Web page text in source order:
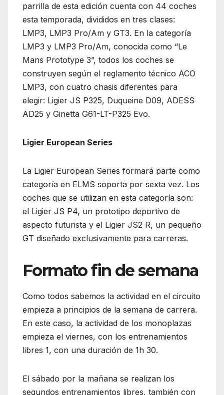
parrilla de esta edición cuenta con 44 coches
esta temporada, divididos en tres clases:
LMP3, LMP3 Pro/Am y GT3. En la categoría
LMP3 y LMP3 Pro/Am, conocida como “Le
Mans Prototype 3”, todos los coches se
construyen según el reglamento técnico ACO
LMP3, con cuatro chasis diferentes para
elegir: Ligier JS P325, Duqueine D09, ADESS
AD25 y Ginetta G61-LT-P325 Evo.
Ligier European Series
La Ligier European Series formará parte como
categoría en ELMS soporta por sexta vez. Los
coches que se utilizan en esta categoría son:
el Ligier JS P4, un prototipo deportivo de
aspecto futurista y el Ligier JS2 R, un pequeño
GT diseñado exclusivamente para carreras.
Formato fin de semana
Como todos sabemos la actividad en el circuito
empieza a principios de la semana de carrera.
En este caso, la actividad de los monoplazas
empieza el viernes, con los entrenamientos
libres 1, con una duración de 1h 30.
El sábado por la mañana se realizan los
segundos entrenamientos libres, también con